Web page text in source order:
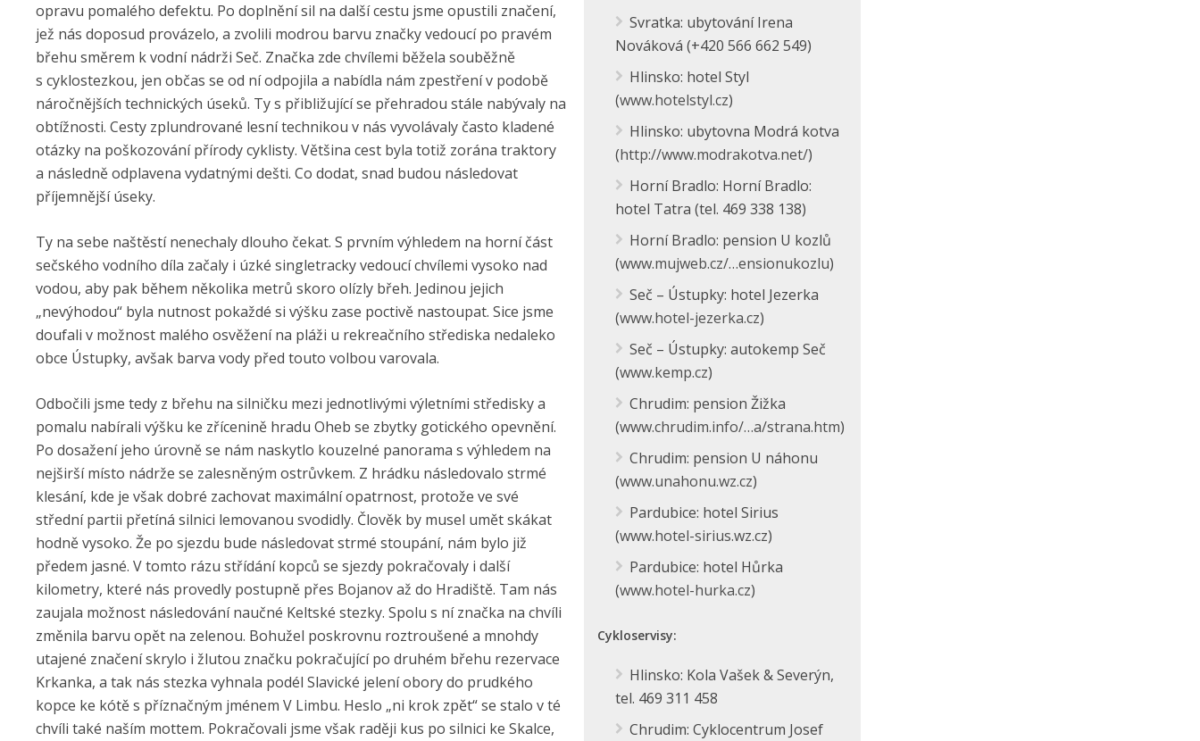
Svratka: ubytování Irena
Nováková (+420 566 662 549)
Hlinsko: hotel Styl
(www.hotelstyl.cz)
Hlinsko: ubytovna Modrá kotva
(http://www.modrakotva.net/)
Horní Bradlo: Horní Bradlo:
hotel Tatra (tel. 469 338 138)
Horní Bradlo: pension U kozlů
(www.mujweb.cz/…ensionukozlu)
Seč – Ústupky: hotel Jezerka
(www.hotel-jezerka.cz)
Seč – Ústupky: autokemp Seč
(www.kemp.cz)
Chrudim: pension Žižka
(www.chrudim.info/…a/strana.htm)
Chrudim: pension U náhonu
(www.unahonu.wz.cz)
Pardubice: hotel Sirius
(www.hotel-sirius.wz.cz)
Pardubice: hotel Hůrka
(www.hotel-hurka.cz)
Cykloservisy:
Hlinsko: Kola Vašek & Severýn,
tel. 469 311 458
Chrudim: Cyklocentrum Josef
opravu pomalého defektu. Po doplnění sil na další cestu jsme opustili značení,
jež nás doposud provázelo, a zvolili modrou barvu značky vedoucí po pravém
břehu směrem k vodní nádrži Seč. Značka zde chvílemi běžela souběžně
s cyklostezkou, jen občas se od ní odpojila a nabídla nám zpestření v podobě
náročnějších technických úseků. Ty s přibližující se přehradou stále nabývaly na
obtížnosti. Cesty zplundrované lesní technikou v nás vyvolávaly často kladené
otázky na poškozování přírody cyklisty. Většina cest byla totiž zorána traktory
a následně odplavena vydatnými dešti. Co dodat, snad budou následovat
příjemnější úseky.
Ty na sebe naštěstí nenechaly dlouho čekat. S prvním výhledem na horní část
sečského vodního díla začaly i úzké singletracky vedoucí chvílemi vysoko nad
vodou, aby pak během několika metrů skoro olízly břeh. Jedinou jejich
„nevýhodou“ byla nutnost pokaždé si výšku zase poctivě nastoupat. Sice jsme
doufali v možnost malého osvěžení na pláži u rekreačního střediska nedaleko
obce Ústupky, avšak barva vody před touto volbou varovala.
Odbočili jsme tedy z břehu na silničku mezi jednotlivými výletními středisky a
pomalu nabírali výšku ke zřícenině hradu Oheb se zbytky gotického opevnění.
Po dosažení jeho úrovně se nám naskytlo kouzelné panorama s výhledem na
nejširší místo nádrže se zalesněným ostrůvkem. Z hrádku následovalo strmé
klesání, kde je však dobré zachovat maximální opatrnost, protože ve své
střední partii přetíná silnici lemovanou svodidly. Člověk by musel umět skákat
hodně vysoko. Že po sjezdu bude následovat strmé stoupání, nám bylo již
předem jasné. V tomto rázu střídání kopců se sjezdy pokračovaly i další
kilometry, které nás provedly postupně přes Bojanov až do Hradiště. Tam nás
zaujala možnost následování naučné Keltské stezky. Spolu s ní značka na chvíli
změnila barvu opět na zelenou. Bohužel poskrovnu roztroušené a mnohdy
utajené značení skrylo i žlutou značku pokračující po druhém břehu rezervace
Krkanka, a tak nás stezka vyhnala podél Slavické jelení obory do prudkého
kopce ke kótě s příznačným jménem V Limbu. Heslo „ni krok zpět“ se stalo v té
chvíli také naším mottem. Pokračovali jsme však raději kus po silnici ke Skalce,